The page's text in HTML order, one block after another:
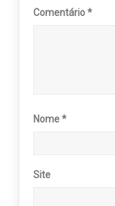
Comentário*
Nome*
Site